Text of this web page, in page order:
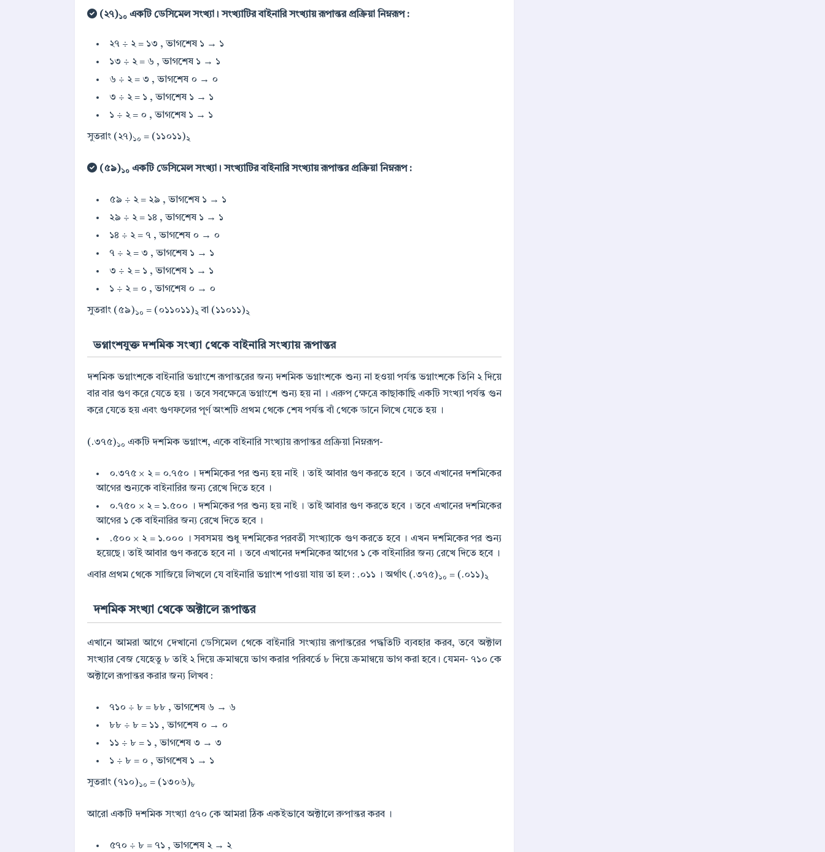
(২৭)১০ একটি ডেসিমেল সংখ্যা। সংখ্যাটির বাইনারি সংখ্যায় রূপান্তর প্রক্রিয়া নিম্নরূপ :
২৭ ÷ ২ = ১৩ , ভাগশেষ ১ → ১
১৩ ÷ ২ = ৬ , ভাগশেষ ১ → ১
৬ ÷ ২ = ৩ , ভাগশেষ ০ → ০
৩ ÷ ২ = ১ , ভাগশেষ ১ → ১
১ ÷ ২ = ০ , ভাগশেষ ১ → ১
সুতরাং (২৭)১০ = (১১০১১)২
(৫৯)১০ একটি ডেসিমেল সংখ্যা। সংখ্যাটির বাইনারি সংখ্যায় রূপান্তর প্রক্রিয়া নিম্নরূপ :
৫৯ ÷ ২ = ২৯ , ভাগশেষ ১ → ১
২৯ ÷ ২ = ১৪ , ভাগশেষ ১ → ১
১৪ ÷ ২ = ৭ , ভাগশেষ ০ → ০
৭ ÷ ২ = ৩ , ভাগশেষ ১ → ১
৩ ÷ ২ = ১ , ভাগশেষ ১ → ১
১ ÷ ২ = ০ , ভাগশেষ ০ → ০
সুতরাং (৫৯)১০ = (০১১০১১)২ বা (১১০১১)২
ভগ্নাংশযুক্ত দশমিক সংখ্যা থেকে বাইনারি সংখ্যায় রূপান্তর
দশমিক ভগ্নাংশকে বাইনারি ভগ্নাংশে রূপান্তরের জন্য দশমিক ভগ্নাংশকে শুন্য না হওয়া পর্যন্ত ভগ্নাংশকে তিনি ২ দিয়ে
বার বার গুণ করে যেতে হয় । তবে সবক্ষেত্রে ভগ্নাংশে শুন্য হয় না । এরুপ ক্ষেত্রে কাছাকাছি একটি সংখ্যা পর্যন্ত গুন
করে যেতে হয় এবং গুণফলের পূর্ণ অংশটি প্রথম থেকে শেষ পর্যন্ত বাঁ থেকে ডানে লিখে যেতে হয় ।
(.৩৭৫)১০ একটি দশমিক ভগ্নাংশ, একে বাইনারি সংখ্যায় রূপান্তর প্রক্রিয়া নিম্নরূপ-
০.৩৭৫ × ২ = ০.৭৫০ । দশমিকের পর শুন্য হয় নাই । তাই আবার গুণ করতে হবে । তবে এখানের দশমিকের
আগের শুন্যকে বাইনারির জন্য রেখে দিতে হবে ।
০.৭৫০ × ২ = ১.৫০০ । দশমিকের পর শুন্য হয় নাই । তাই আবার গুণ করতে হবে । তবে এখানের দশমিকের
আগের ১ কে বাইনারির জন্য রেখে দিতে হবে ।
.৫০০ × ২ = ১.০০০ । সবসময় শুধু দশমিকের পরবর্তী সংখ্যাকে গুণ করতে হবে । এখন দশমিকের পর শুন্য
হয়েছে। তাই আবার গুণ করতে হবে না । তবে এখানের দশমিকের আগের ১ কে বাইনারির জন্য রেখে দিতে হবে ।
এবার প্রথম থেকে সাজিয়ে লিখলে যে বাইনারি ভগ্নাংশ পাওয়া যায় তা হল : .০১১ । অর্থাৎ (.৩৭৫)১০ = (.০১১)২
দশমিক সংখ্যা থেকে অক্টালে রূপান্তর
এখানে আমরা আগে দেখানো ডেসিমেল থেকে বাইনারি সংখ্যায় রূপান্তরের পদ্ধতিটি ব্যবহার করব, তবে অক্টাল
সংখ্যার বেজ যেহেতু ৮ তাই ২ দিয়ে ক্রমান্বয়ে ভাগ করার পরিবর্তে ৮ দিয়ে ক্রমান্বয়ে ভাগ করা হবে। যেমন- ৭১০ কে
অক্টালে রূপান্তর করার জন্য লিখব :
৭১০ ÷ ৮ = ৮৮ , ভাগশেষ ৬ → ৬
৮৮ ÷ ৮ = ১১ , ভাগশেষ ০ → ০
১১ ÷ ৮ = ১ , ভাগশেষ ৩ → ৩
১ ÷ ৮ = ০ , ভাগশেষ ১ → ১
সুতরাং (৭১০)১০ = (১৩০৬)৮
আরো একটি দশমিক সংখ্যা ৫৭০ কে আমরা ঠিক একইভাবে অক্টালে রুপান্তর করব ।
৫৭০ ÷ ৮ = ৭১ , ভাগশেষ ২ → ২